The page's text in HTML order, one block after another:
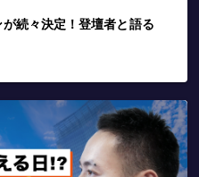
続々決定！登壇者と語る